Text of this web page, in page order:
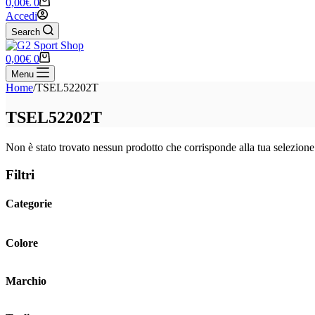
0,00€ 0
Accedi
Search
Carrello
0,00€ 0
Menu
Home/TSEL52202T
TSEL52202T
Non è stato trovato nessun prodotto che corrisponde alla tua
Filtri
Categorie
Colore
Marchio